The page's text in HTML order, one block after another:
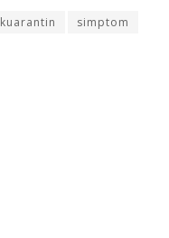
kuarantin simptom